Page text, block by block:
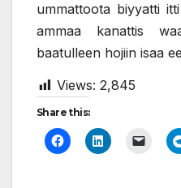
ummattoota biyyatti
ammaa kanattis
baatulleen hojiin isaa
Views: 2,845
Share this: